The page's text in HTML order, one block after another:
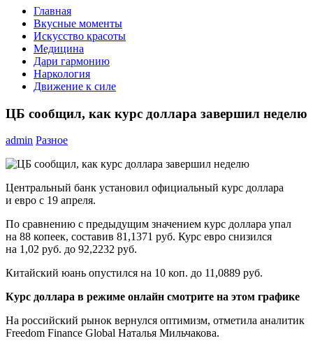
Главная
Вкусные моменты
Искусство красоты
Медицина
Дари гармонию
Наркология
Движение к силе
ЦБ сообщил, как курс доллара завершил неделю
admin Разное
Центральный банк установил официальный курс доллара
и евро с 19 апреля.
По сравнению с предыдущим значением курс доллара упал
на 88 копеек, составив 81,1371 руб. Курс евро снизился
на 1,02 руб. до 92,2232 руб.
Китайский юань опустился на 10 коп. до 11,0889 руб.
Курс доллара в режиме онлайн смотрите на этом графике
На российский рынок вернулся оптимизм, отметила аналитик
Freedom Finance Global Наталья Мильчакова.